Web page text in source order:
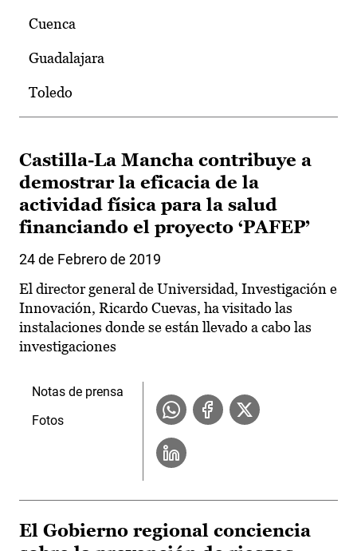
Cuenca
Guadalajara
Toledo
Castilla-La Mancha contribuye a
demostrar la eficacia de la
actividad física para la salud
financiando el proyecto ‘PAFEP’
24 de Febrero de 2019
El director general de Universidad, Investigación e
Innovación, Ricardo Cuevas, ha visitado las
instalaciones donde se están llevado a cabo las
investigaciones
Notas de prensa
Fotos
El Gobierno regional conciencia